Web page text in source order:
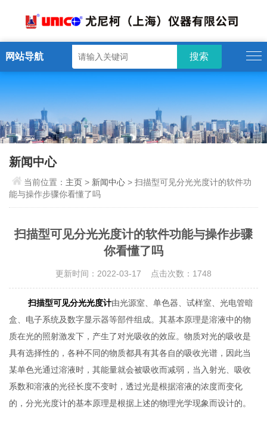
网站导航
新闻中心
当前位置： 主页 > 新闻中心 > 扫描型可见分光光度计的软件功
能与操作步骤你看懂了吗
扫描型可见分光光度计的软件功能与操作步骤
你看懂了吗
更新时间：2022-03-17 点击次数：1748
扫描型可见分光光度计由光源室、单色器、试样室、光电管暗
盒、电子系统及数字显示器等部件组成。其基本原理是溶液中的物
质在光的照射激发下，产生了对光吸收的效应。物质对光的吸收是
具有选择性的，各种不同的物质都具有其各自的吸收光谱，因此当
某单色光通过溶液时，其能量就会被吸收而减弱，当入射光、吸收
系数和溶液的光径长度不变时，透过光是根据溶液的浓度而变化
的，分光光度计的基本原理是根据上述的物理光学现象而设计的。